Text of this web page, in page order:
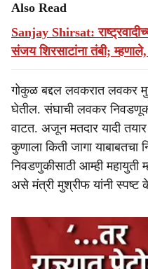
Also Read
Sanjay Shirsat:
संजय शिरसाटांना तंबी;
गोकुळ बद्दल लवकरात लवकर
घेतील. संघाची लवकर
वाटत. अजून मतदार यादी
कुणाला किती जागा
निवडणुकीसाठी आम्ही
असे मंत्री मुश्रीफ यांनी स्पष्ट